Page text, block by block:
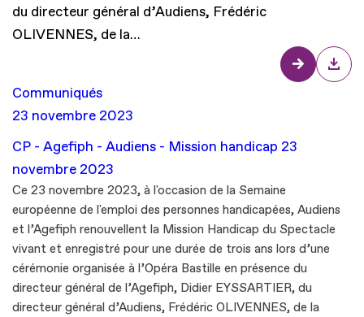
du directeur général d’Audiens, Frédéric
OLIVENNES, de la…
Communiqués
23 novembre 2023
CP - Agefiph - Audiens - Mission handicap 23
novembre 2023
Ce 23 novembre 2023, à l'occasion de la Semaine
européenne de l'emploi des personnes handicapées, Audiens
et l’Agefiph renouvellent la Mission Handicap du Spectacle
vivant et enregistré pour une durée de trois ans lors d’une
cérémonie organisée à l’Opéra Bastille en présence du
directeur général de l’Agefiph, Didier EYSSARTIER, du
directeur général d’Audiens, Frédéric OLIVENNES, de la